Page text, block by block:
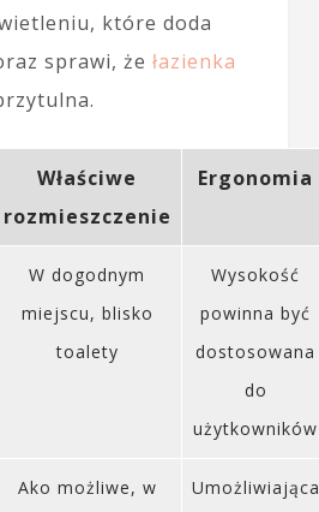
które doda
sprawi, że łazienka
Właściwe
rozmieszczenie
Ergonomia
W dogodnym
miejscu, blisko
toalety
Wysokość
powinna być
dostosowana
do
użytkowników
Ako możliwe, w
Umożliwiająca